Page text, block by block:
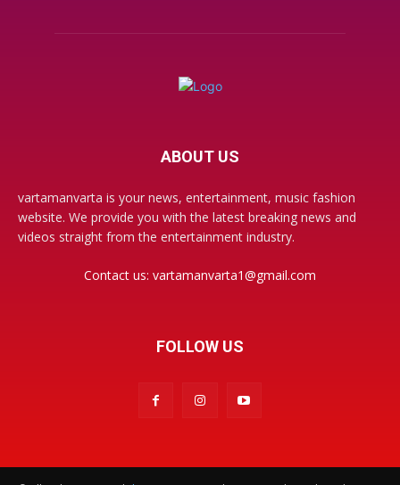
ABOUT US
vartamanvarta is your news, entertainment, music fashion
website. We provide you with the latest breaking news and
videos straight from the entertainment industry.
Contact us: vartamanvarta1@gmail.com
FOLLOW US